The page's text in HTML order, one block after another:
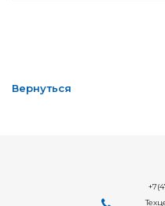
Вернуться